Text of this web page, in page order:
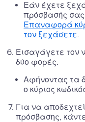
Εάν έχετε
πρόσβασής
Επαναφορά
τον ξεχάσετε.
Εισαγάγετε τον
δύο φορές.
Αφήνοντας τα
ο κύριος
Για να
πρόσβασης,